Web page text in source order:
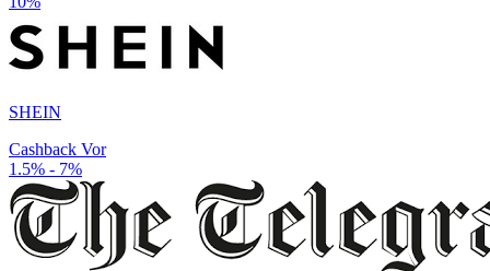
SHEIN
Cashback Vor
1.5% - 7%